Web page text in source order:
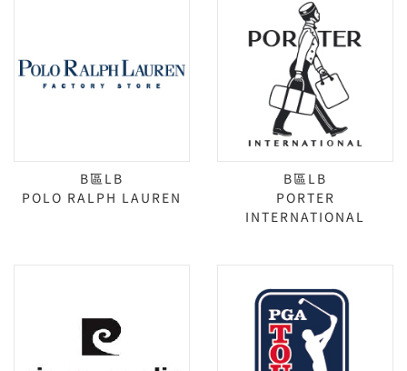
B區LB
POLO RALPH LAUREN
B區LB
PORTER
INTERNATIONAL